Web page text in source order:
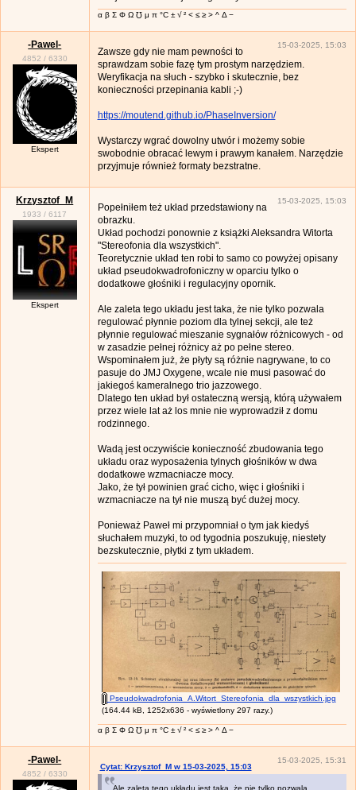
α β Σ Φ Ω ℧ μ π °C ± √ ² < ≤ ≥ > ^ Δ −
-Pawel-
4852 / 6330
Ekspert
15-03-2025, 15:03
Zawsze gdy nie mam pewności to
sprawdzam sobie fazę tym prostym narzędziem.
Weryfikacja na słuch - szybko i skutecznie, bez
konieczności przepinania kabli ;-)
https://moutend.github.io/PhaseInversion/
Wystarczy wgrać dowolny utwór i możemy sobie
swobodnie obracać lewym i prawym kanałem. Narzędzie
przyjmuje również formaty bezstratne.
Krzysztof_M
1933 /6117
Ekspert
15-03-2025, 15:03
Popełniłem też układ przedstawiony na
obrazku.
Układ pochodzi ponownie z książki Aleksandra Witorta
"Stereofonia dla wszystkich".
Teoretycznie układ ten robi to samo co powyżej opisany
układ pseudokwadrofoniczny w oparciu tylko o
dodatkowe głośniki i regulacyjny opornik.
Ale zaleta tego układu jest taka, że nie tylko pozwala
regulować płynnie poziom dla tylnej sekcji, ale też
płynnie regulować mieszanie sygnałów różnicowych - od
w zasadzie pełnej różnicy aż po pełne stereo.
Wspominałem już, że płyty są różnie nagrywane, to co
pasuje do JMJ Oxygene, wcale nie musi pasować do
jakiegoś kameralnego trio jazzowego.
Dlatego ten układ był ostateczną wersją, którą używałem
przez wiele lat aż los mnie nie wyprowadził z domu
rodzinnego.
Wadą jest oczywiście konieczność zbudowania tego
układu oraz wyposażenia tylnych głośników w dwa
dodatkowe wzmacniacze mocy.
Jako, że tył powinien grać cicho, więc i głośniki i
wzmacniacze na tył nie muszą być dużej mocy.
Ponieważ Paweł mi przypomniał o tym jak kiedyś
słuchałem muzyki, to od tygodnia poszukuję, niestety
bezskutecznie, płytki z tym układem.
Pseudokwadrofonia_A.Witort_Stereofonia_dla_wszystkich.jpg
(164.44 kB, 1252x636 - wyświetlony 297 razy.)
α β Σ Φ Ω ℧ μ π °C ± √ ² < ≤ ≥ > ^ Δ −
-Pawel-
4852 / 6330
15-03-2025, 15:31
Cytat: Krzysztof_M w 15-03-2025, 15:03